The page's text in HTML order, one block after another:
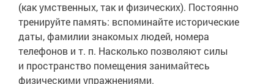
(как умственных, так и физических). Постоянно
тренируйте память: вспоминайте исторические
даты, фамилии знакомых людей, номера
телефонов и т. п. Насколько позволяют силы
и пространство помещения занимайтесь
физическими упражнениями.